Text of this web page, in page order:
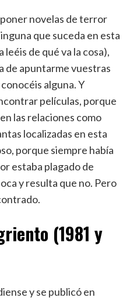
novelas de terror
que suceda en esta
leéis de qué va la cosa),
de apuntarme vuestras
alguna. Y
películas, porque
las relaciones como
localizadas en esta
porque siempre había
estaba plagado de
y resulta que no. Pero
(1981 y
y se publicó en